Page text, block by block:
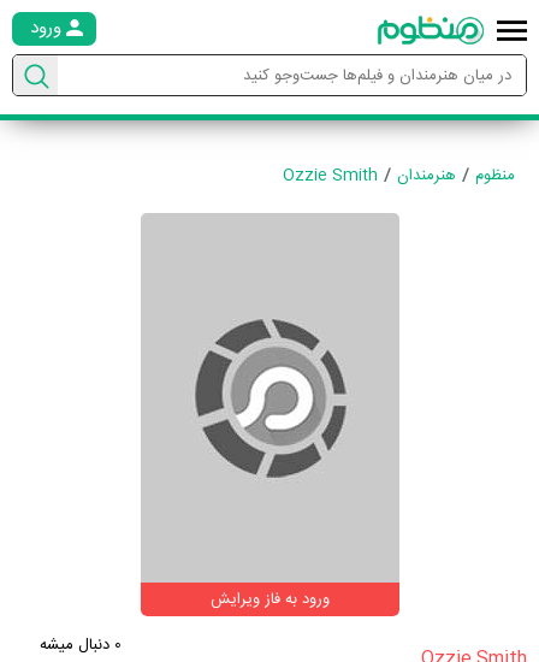
ورود
منظوم هنرمندان Ozzie Smith
ورود به فاز ویرایش
0 دنبال میشه